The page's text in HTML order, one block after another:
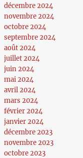
décembre 2024
novembre 2024
octobre 2024
septembre 2024
août 2024
juillet 2024
juin 2024
mai 2024
avril 2024
mars 2024
février 2024
janvier 2024
décembre 2023
novembre 2023
octobre 2023